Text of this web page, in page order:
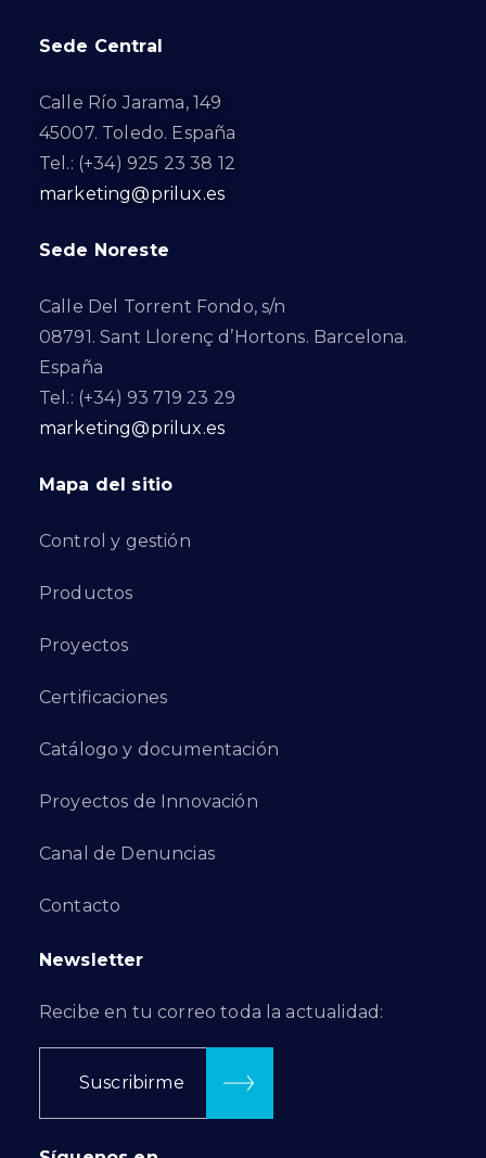
Sede Central
Calle Río Jarama, 149
45007. Toledo. España
Tel.: (+34) 925 23 38 12
marketing@prilux.es
Sede Noreste
Calle Del Torrent Fondo, s/n
08791. Sant Llorenç d’Hortons. Barcelona.
España
Tel.: (+34) 93 719 23 29
marketing@prilux.es
Mapa del sitio
Control y gestión
Productos
Proyectos
Certificaciones
Catálogo y documentación
Proyectos de Innovación
Canal de Denuncias
Contacto
Newsletter
Recibe en tu correo toda la actualidad:
Suscribirme